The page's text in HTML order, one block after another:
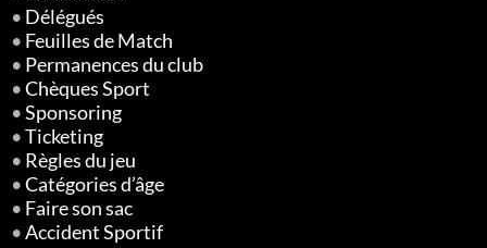
• Délégués
• Feuilles de Match
• Permanences du club
•Chèques Sport
•Sponsoring
•Ticketing
• Règles du jeu
•Catégories d’âge
• Faire son sac
•Accident Sportif